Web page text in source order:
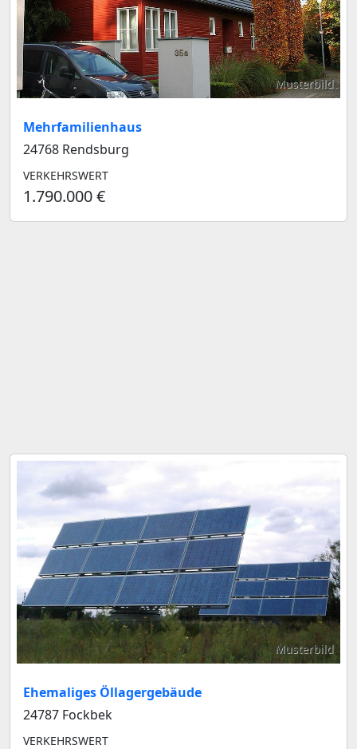
Musterbild
Mehrfamilienhaus
24768 Rendsburg
VERKEHRSWERT
1.790.000 €
Musterbild
Ehemaliges Öllagergebäude
24787 Fockbek
VERKEHRSWERT